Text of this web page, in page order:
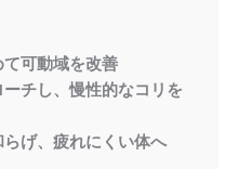
可動域を改善
チし、慢性的なコリを
げ、疲れにくい体へ